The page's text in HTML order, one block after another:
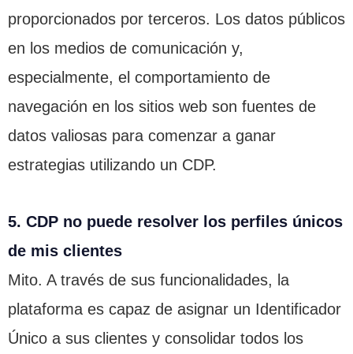
proporcionados por terceros. Los datos públicos
en los medios de comunicación y,
especialmente, el comportamiento de
navegación en los sitios web son fuentes de
datos valiosas para comenzar a ganar
estrategias utilizando un CDP.
5. CDP no puede resolver los perfiles únicos
de mis clientes
Mito. A través de sus funcionalidades, la
plataforma es capaz de asignar un Identificador
Único a sus clientes y consolidar todos los